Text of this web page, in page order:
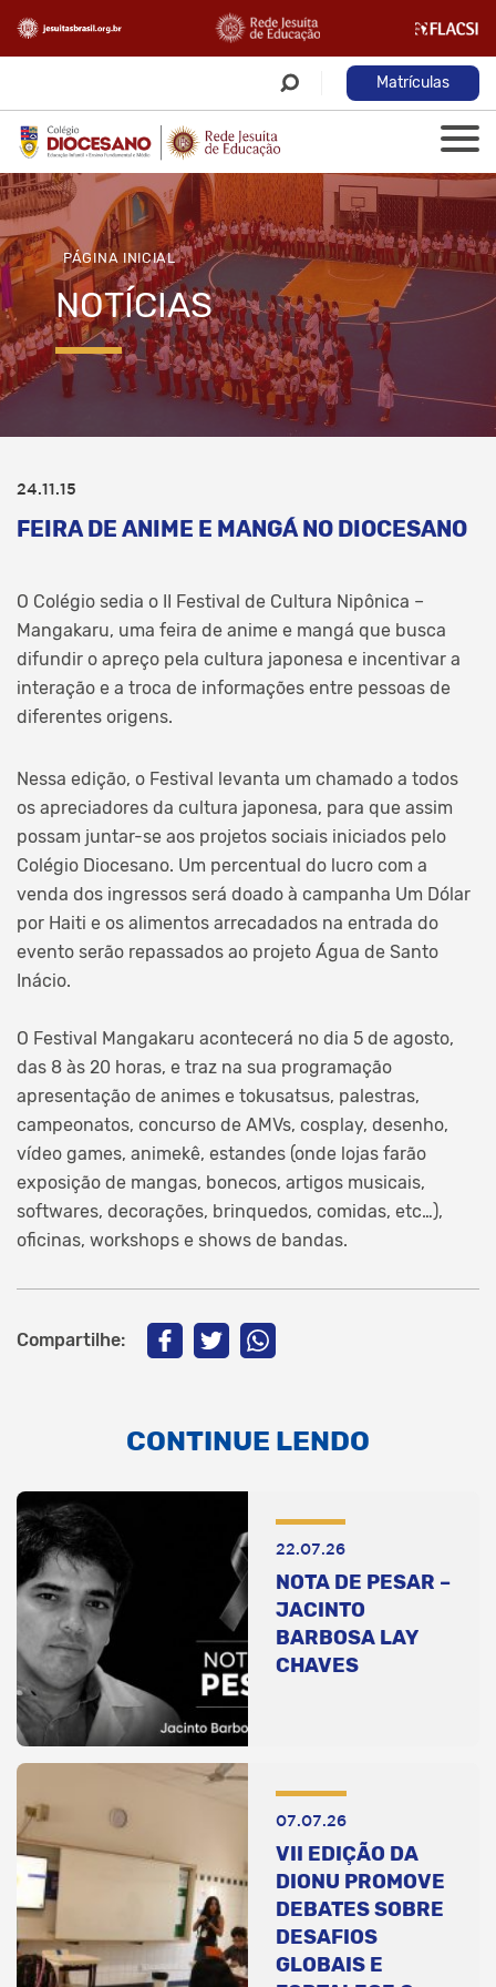
Matrículas
PÁGINA INICIAL
NOTÍCIAS
24.11.15
FEIRA DE ANIME E MANGÁ NO DIOCESANO
O Colégio sedia o II Festival de Cultura Nipônica –
Mangakaru, uma feira de anime e mangá que busca
difundir o apreço pela cultura japonesa e incentivar a
interação e a troca de informações entre pessoas de
diferentes origens.
Nessa edição, o Festival levanta um chamado a todos
os apreciadores da cultura japonesa, para que assim
possam juntar-se aos projetos sociais iniciados pelo
Colégio Diocesano. Um percentual do lucro com a
venda dos ingressos será doado à campanha Um Dólar
por Haiti e os alimentos arrecadados na entrada do
evento serão repassados ao projeto Água de Santo
Inácio.
O Festival Mangakaru acontecerá no dia 5 de agosto,
das 8 às 20 horas, e traz na sua programação
apresentação de animes e tokusatsus, palestras,
campeonatos, concurso de AMVs, cosplay, desenho,
vídeo games, animekê, estandes (onde lojas farão
exposição de mangas, bonecos, artigos musicais,
softwares, decorações, brinquedos, comidas, etc…),
oficinas, workshops e shows de bandas.
Compartilhe:
CONTINUE LENDO
22.07.26
NOTA DE PESAR –
JACINTO
BARBOSA LAY
CHAVES
07.07.26
VII EDIÇÃO DA
DIONU PROMOVE
DEBATES SOBRE
DESAFIOS
GLOBAIS E